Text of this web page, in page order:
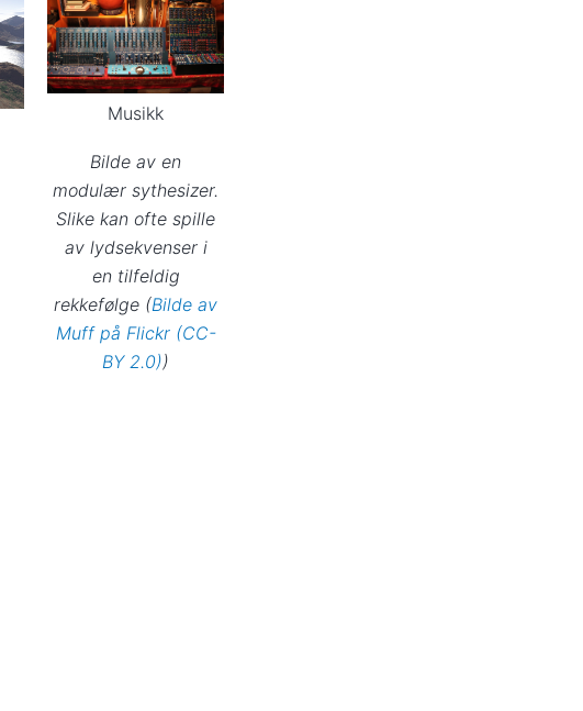
Musikk
Bilde av en
modulær sythesizer.
Slike kan ofte spille
av lydsekvenser i
en tilfeldig
rekkefølge (Bilde av
Muff på Flickr (CC-
BY 2.0))